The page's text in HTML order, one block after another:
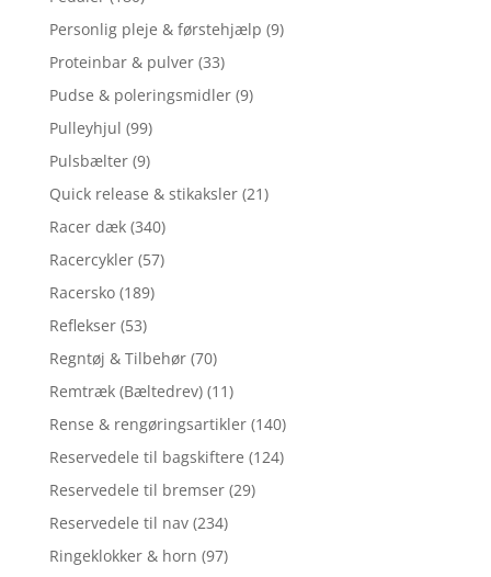
Personlig pleje & førstehjælp (9)
Proteinbar & pulver (33)
Pudse & poleringsmidler (9)
Pulleyhjul (99)
Pulsbælter (9)
Quick release & stikaksler (21)
Racer dæk (340)
Racercykler (57)
Racersko (189)
Reflekser (53)
Regntøj & Tilbehør (70)
Remtræk (Bæltedrev) (11)
Rense & rengøringsartikler (140)
Reservedele til bagskiftere (124)
Reservedele til bremser (29)
Reservedele til nav (234)
Ringeklokker & horn (97)